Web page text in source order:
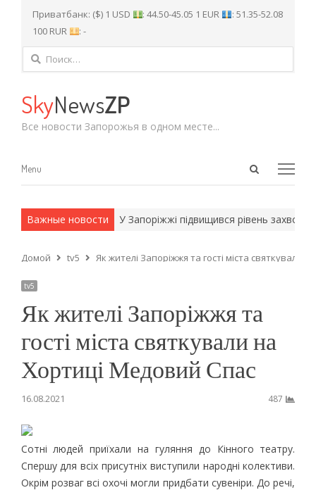
Приватбанк: ($) 1 USD : 44.50-45.05 1 EUR
: 51.35-52.08
100 RUR
: -
Найти:
SkyNewsZP
Все новости Запорожья в одном месте...
Open
Menu
Menu
Важные новости
армейские методы. У Запоріжжі підвищився рівень
Домой tv5 Як жителі Запоріжжя та гості міста святкували
tv5
Як жителі Запоріжжя та
гості міста святкували на
Хортиці Медовий Спас
16.08.2021 487
Сотні людей приїхали на гуляння до Кінного театру.
Спершу для всіх присутніх виступили народні колективи.
Окрім розваг всі охочі могли придбати сувеніри. До речі,